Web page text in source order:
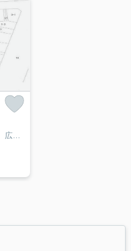
こだわりで選びたい方におすすめ。広島市西区エリアで住まいをお探しなら「横川町2丁目土地」。安心の前面道路6m以上の条件を備えております。坂道がなく普段の移動も負担がかかりにくい平坦地です。周辺環境も良好なエリアにある売地です。広島市西区エリアの不動産探しは、地元密着の当社にお任せください。不動産情報だけではなく、住環境から施設情報まで地域を知り尽くしたスタッフがご案内いたします。